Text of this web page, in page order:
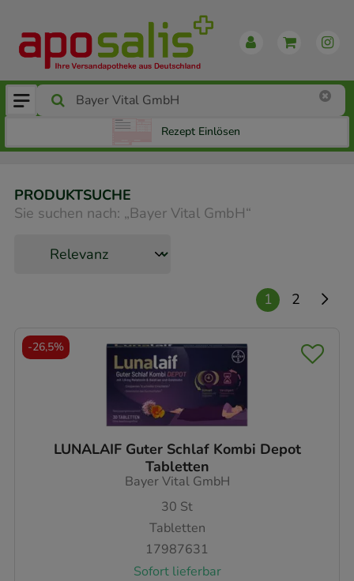
Rezept Einlösen
PRODUKTSUCHE
Sie suchen nach: „Bayer Vital GmbH“
1 2
LUNALAIF Guter Schlaf Kombi Depot
Tabletten
Bayer Vital GmbH
30 St
Tabletten
17987631
Sofort lieferbar
-26,5%